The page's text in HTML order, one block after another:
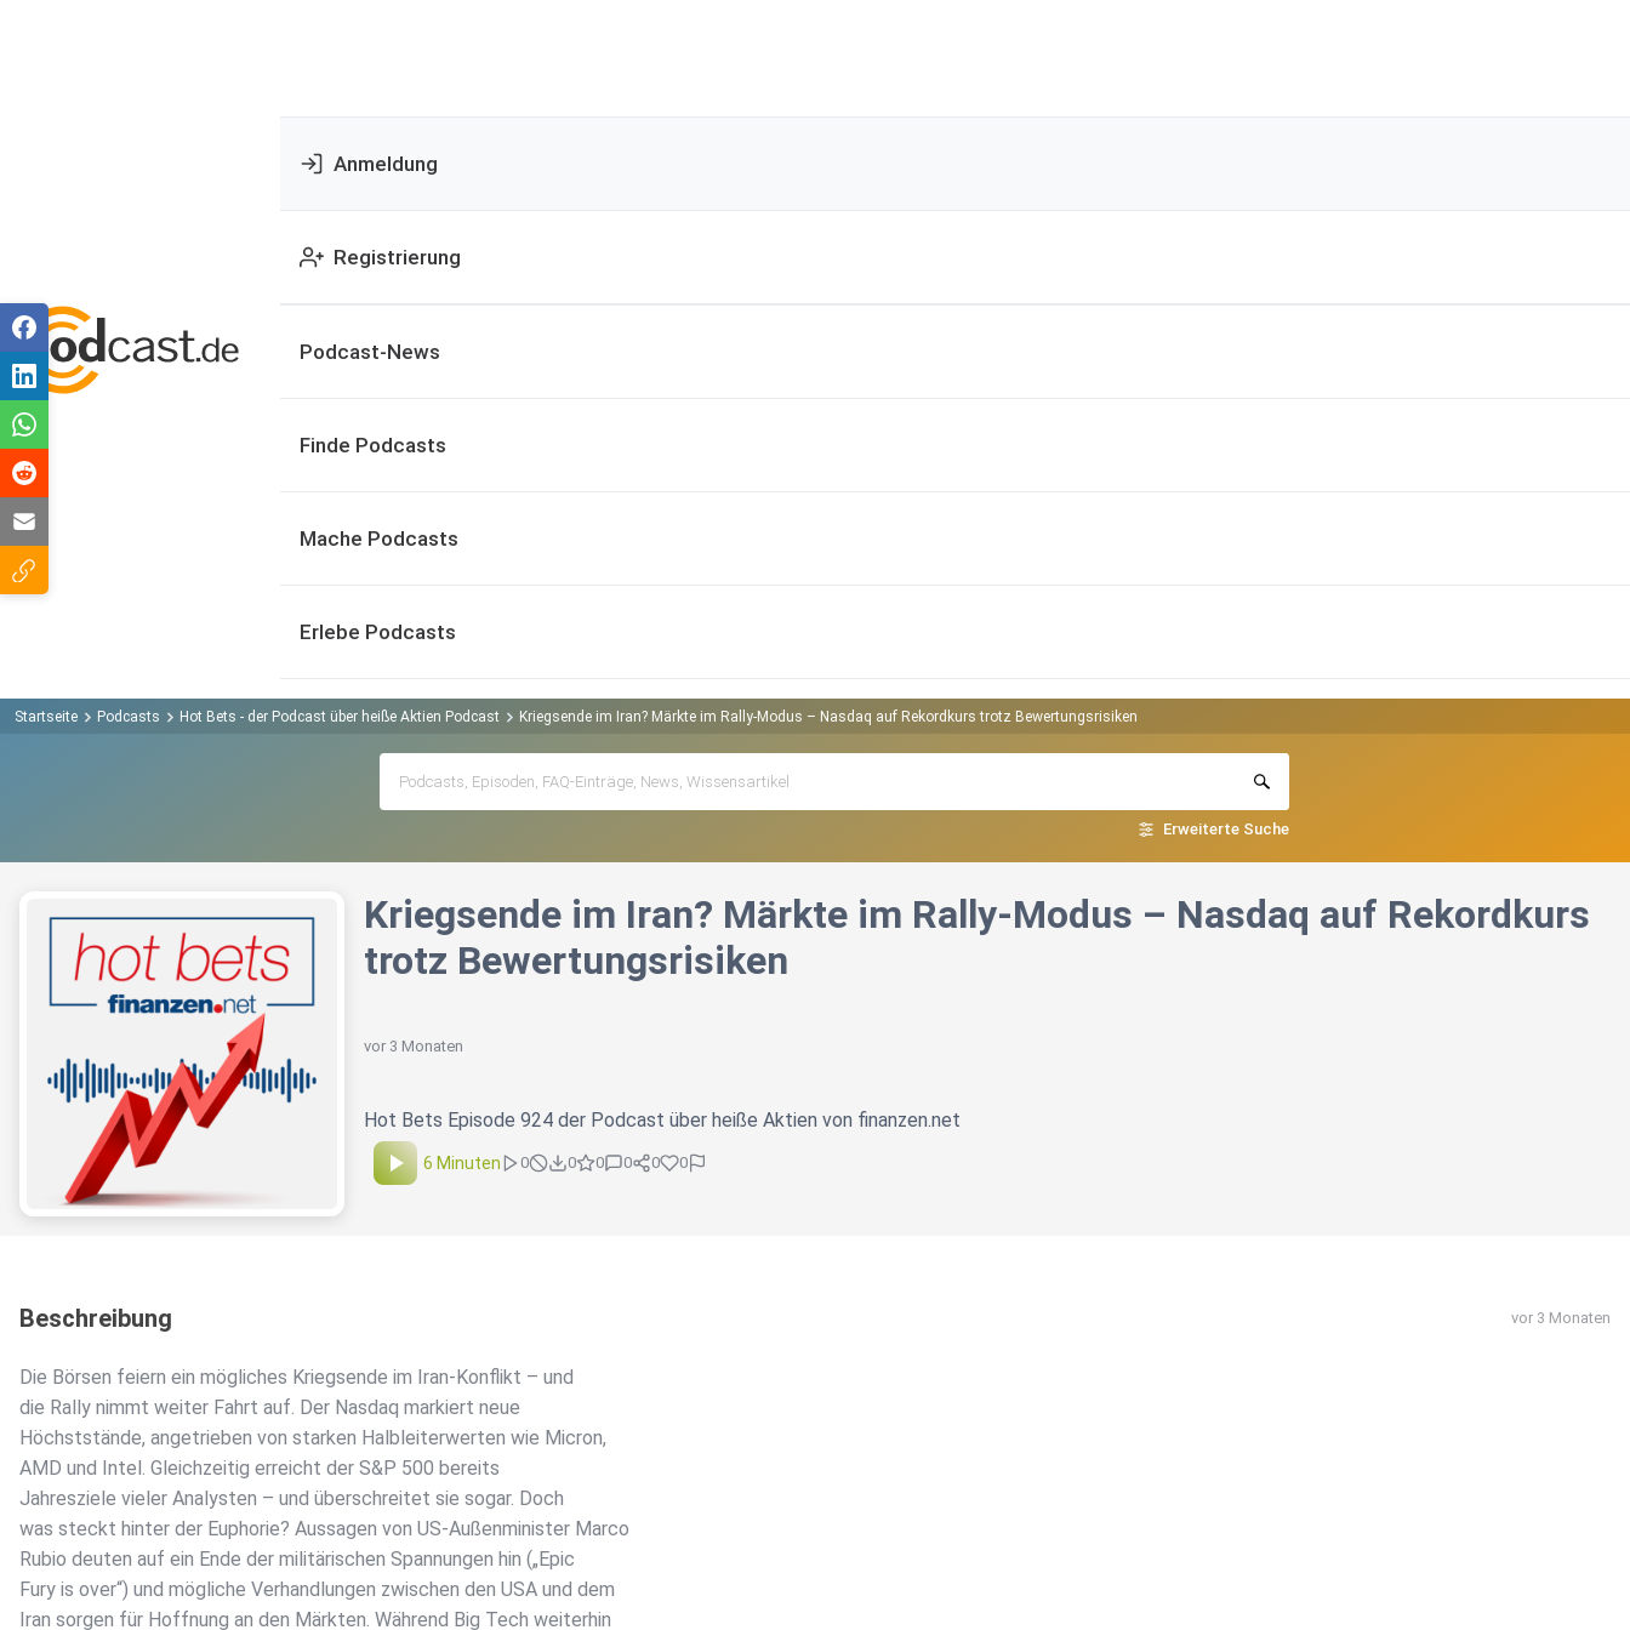
Anmeldung
Registrierung
Podcast-News
Finde Podcasts
Mache Podcasts
Erlebe Podcasts
Startseite Podcasts Hot Bets - der Podcast über heiße Aktien Podcast Kriegsende im Iran? Märkte im Rally-Modus – Nasdaq auf Rekordkurs trotz Bewertungsrisiken
Erweiterte Suche
Kriegsende im Iran? Märkte im Rally-Modus – Nasdaq auf Rekordkurs
trotz Bewertungsrisiken
vor 3 Monaten
Hot Bets Episode 924 der Podcast über heiße Aktien von finanzen.net
6 Minuten 0 0 0 0 0 0
Beschreibung vor 3 Monaten
Die Börsen feiern ein mögliches Kriegsende im Iran-Konflikt – und
die Rally nimmt weiter Fahrt auf. Der Nasdaq markiert neue
Höchststände, angetrieben von starken Halbleiterwerten wie Micron,
AMD und Intel. Gleichzeitig erreicht der S&P 500 bereits
Jahresziele vieler Analysten – und überschreitet sie sogar. Doch
was steckt hinter der Euphorie? Aussagen von US-Außenminister Marco
Rubio deuten auf ein Ende der militärischen Spannungen hin („Epic
Fury is over“) und mögliche Verhandlungen zwischen den USA und dem
Iran sorgen für Hoffnung an den Märkten. Während Big Tech weiterhin